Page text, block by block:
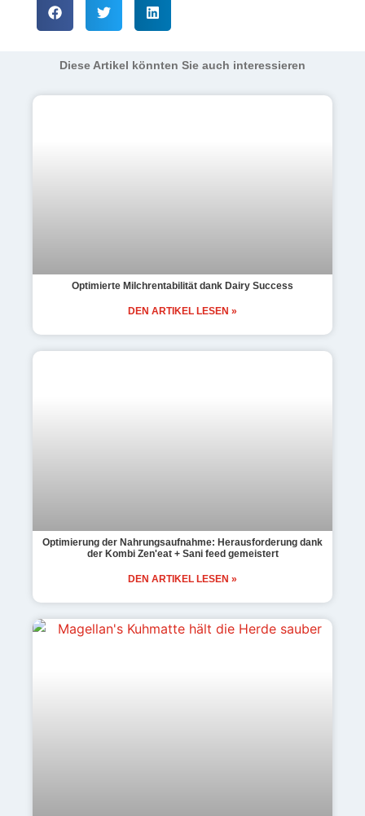
Diese Artikel könnten Sie auch interessieren
Optimierte Milchrentabilität dank Dairy Success
DEN ARTIKEL LESEN »
Optimierung der Nahrungsaufnahme: Herausforderung dank
der Kombi Zen'eat + Sani feed gemeistert
DEN ARTIKEL LESEN »